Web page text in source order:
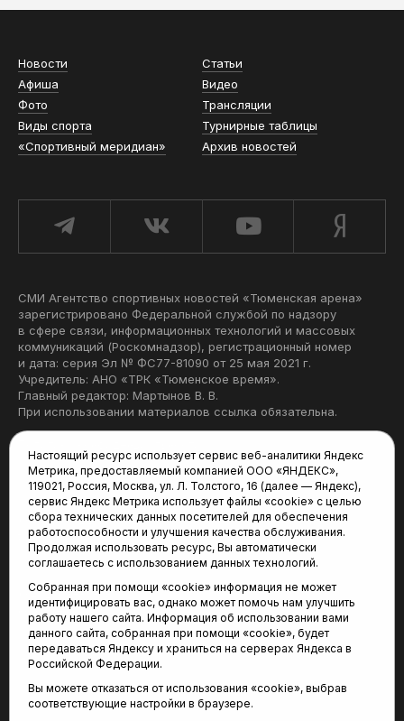
Новости
Статьи
Афиша
Видео
Фото
Трансляции
Виды спорта
Турнирные таблицы
«Спортивный меридиан»
Архив новостей
СМИ Агентство спортивных новостей «Тюменская арена»
зарегистрировано Федеральной службой по надзору
в сфере связи, информационных технологий и массовых
коммуникаций (Роскомнадзор), регистрационный номер
и дата: серия Эл № ФС77-81090 от 25 мая 2021 г.
Учредитель: АНО «ТРК «Тюменское время».
Главный редактор: Мартынов В. В.
При использовании материалов ссылка обязательна.
Редакция:
625035, Тюмень, пр. Геологоразведчиков, 28А
(3452) 68-22-28
tum-arena@mail.ru
Отдел продаж:
(3452) 68-89-78
kotovaev@sibinformburo.ru
Настоящий ресурс использует сервис веб-аналитики Яндекс
Метрика, предоставляемый компанией ООО «ЯНДЕКС»,
119021, Россия, Москва, ул. Л. Толстого, 16 (далее — Яндекс),
сервис Яндекс Метрика использует файлы «cookie» с целью
сбора технических данных посетителей для обеспечения
работоспособности и улучшения качества обслуживания.
Продолжая использовать ресурс, Вы автоматически
соглашаетесь с использованием данных технологий.
Собранная при помощи «cookie» информация не может
идентифицировать вас, однако может помочь нам улучшить
работу нашего сайта. Информация об использовании вами
данного сайта, собранная при помощи «cookie», будет
передаваться Яндексу и храниться на серверах Яндекса в
Российской Федерации.
Вы можете отказаться от использования «cookie», выбрав
соответствующие настройки в браузере.